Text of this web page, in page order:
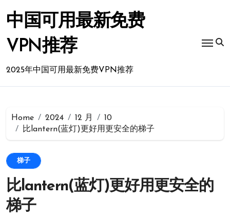
to
content
中国可用最新免费
VPN推荐
2025年中国可用最新免费VPN推荐
Home 2024 12 月
10
比lantern(蓝灯)更好用更安全的梯子
梯子
比lantern(蓝灯)更好用更安全的
梯子